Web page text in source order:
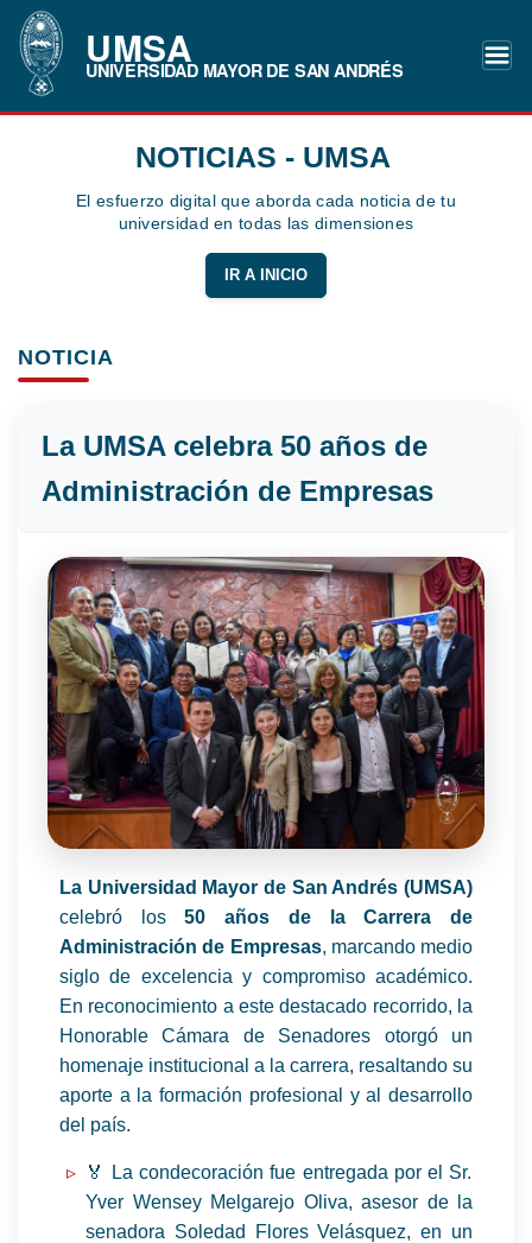
UMSA
UNIVERSIDAD MAYOR DE SAN ANDRÉS
NOTICIAS - UMSA
El esfuerzo digital que aborda cada noticia de tu
universidad en todas las dimensiones
IR A INICIO
NOTICIA
La UMSA celebra 50 años de
Administración de Empresas
La Universidad Mayor de San Andrés (UMSA)
celebró los50 años de la Carrera de
Administración de Empresas, marcando medio
siglo de excelencia y compromiso académico.
En reconocimiento a este destacado recorrido, la
Honorable Cámara de Senadores otorgó un
homenaje institucional a la carrera, resaltando su
aporte a la formación profesional y al desarrollo
del país.
🏅 La condecoración fue entregada por el Sr.
Yver Wensey Melgarejo Oliva, asesor de la
senadora Soledad Flores Velásquez, en un